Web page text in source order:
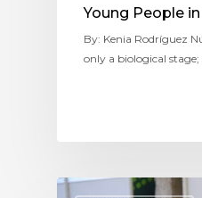
Young People
By: Kenia Rodríguez
only a biological stage;